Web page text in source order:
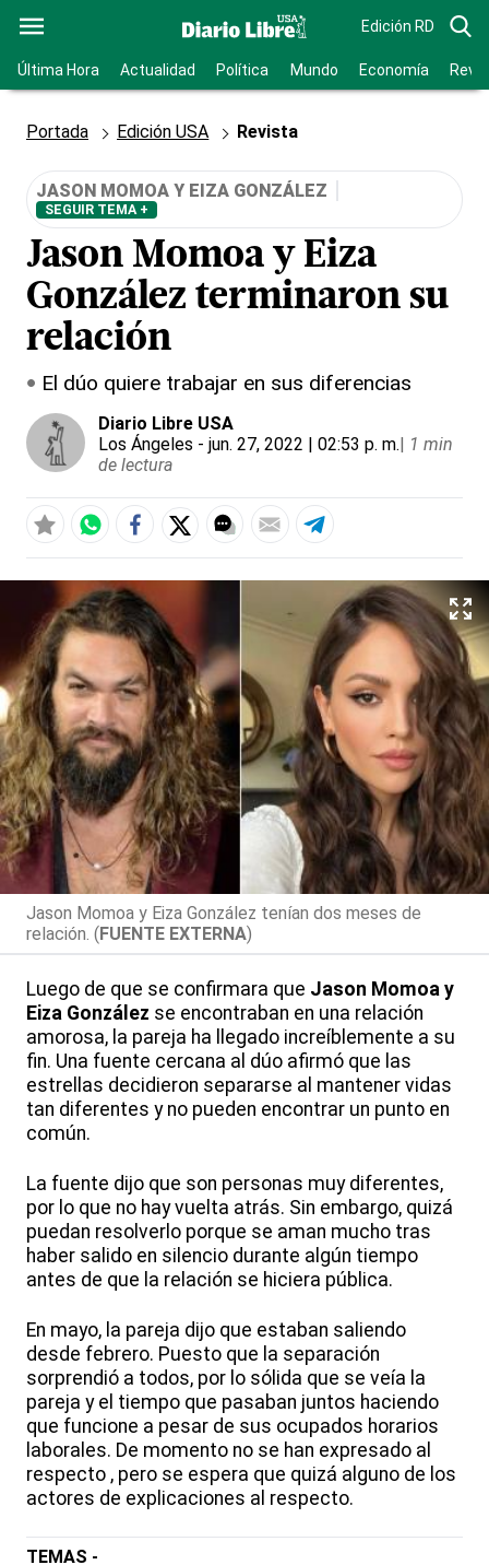
Edición RD
Última Hora Actualidad Política Mundo Economía
Portada Edición USA Revista
JASON MOMOA Y EIZA GONZÁLEZ
SEGUIR TEMA +
Jason Momoa y Eiza
González terminaron su
relación
El dúo quiere trabajar en sus diferencias
Diario Libre USA
Los Ángeles - jun. 27, 2022 | 02:53 p. m.| 1 min
de lectura
Jason Momoa y Eiza González tenían dos meses de
relación. (FUENTE EXTERNA)
Luego de que se confirmara que Jason Momoa y
Eiza González se encontraban en una relación
amorosa, la pareja ha llegado increíblemente a su
fin. Una fuente cercana al dúo afirmó que las
estrellas decidieron separarse al mantener vidas
tan diferentes y no pueden encontrar un punto en
común.
La fuente dijo que son personas muy diferentes,
por lo que no hay vuelta atrás. Sin embargo, quizá
puedan resolverlo porque se aman mucho tras
haber salido en silencio durante algún tiempo
antes de que la relación se hiciera pública.
En mayo, la pareja dijo que estaban saliendo
desde febrero. Puesto que la separación
sorprendió a todos, por lo sólida que se veía la
pareja y el tiempo que pasaban juntos haciendo
que funcione a pesar de sus ocupados horarios
laborales. De momento no se han expresado al
respecto , pero se espera que quizá alguno de los
actores de explicaciones al respecto.
TEMAS -